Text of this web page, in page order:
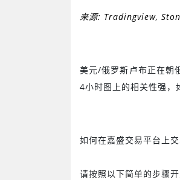
来源: Tradingview,
美元/俄罗斯卢布正在朝
4小时图上的相关性强，
如何在嘉盛交易平台上
请按照以下简单的步骤开